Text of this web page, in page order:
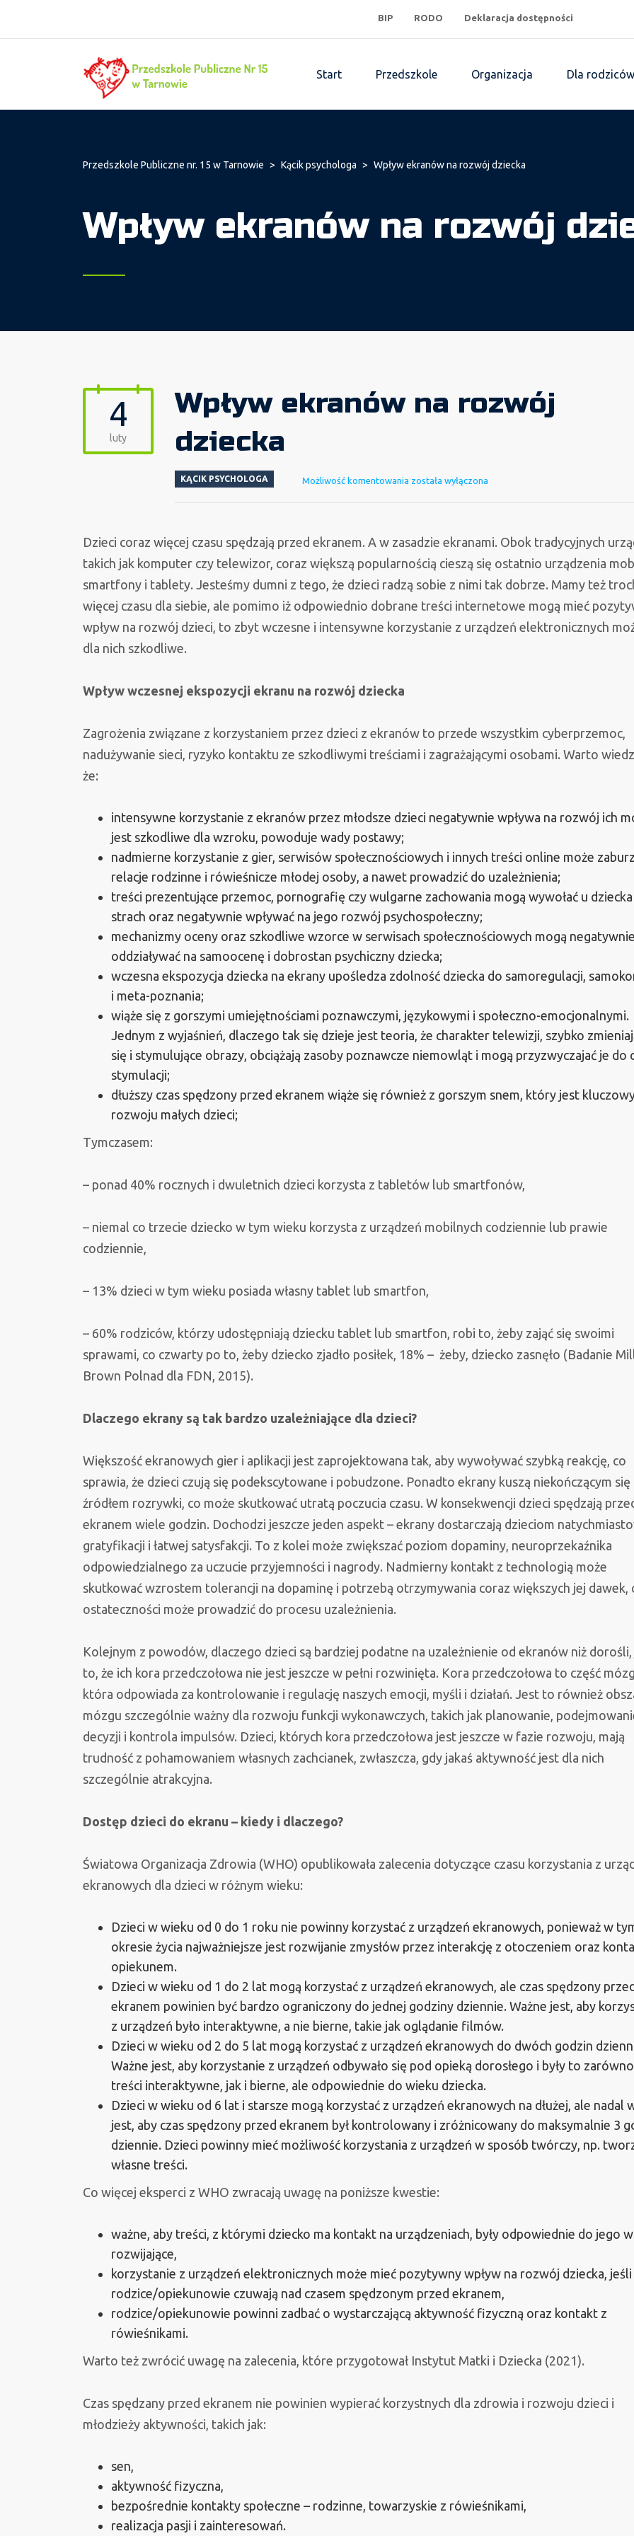
BIP RODO Deklaracja dostępności
Start Przedszkole Organizacja Dla rodziców
Przedszkole Publiczne nr. 15 w Tarnowie > Kącik psychologa > Wpływ ekranów na rozwój dziecka
Wpływ ekranów na rozwój
4
luty
Wpływ ekranów na rozwój
dziecka
KĄCIK PSYCHOLOGA Możliwość komentowania Wpływ
rozwój
dziecka
została wyłączona
Dzieci coraz więcej czasu spędzają przed ekranem. A w zasadzie ekranami. Obok tradycyjnych
takich jak komputer czy telewizor, coraz większą popularnością cieszą się ostatnio urządzenia
smartfony i tablety. Jesteśmy dumni z tego, że dzieci radzą sobie z nimi tak dobrze. Mamy też
więcej czasu dla siebie, ale pomimo iż odpowiednio dobrane treści internetowe mogą mieć
wpływ na rozwój dzieci, to zbyt wczesne i intensywne korzystanie z urządzeń elektronicznych
dla nich szkodliwe.
Wpływ wczesnej ekspozycji ekranu na rozwój dziecka
Zagrożenia związane z korzystaniem przez dzieci z ekranów to przede wszystkim cyberprzemoc,
nadużywanie sieci, ryzyko kontaktu ze szkodliwymi treściami i zagrażającymi osobami. Warto
że:
intensywne korzystanie z ekranów przez młodsze dzieci negatywnie wpływa na rozwój ich
jest szkodliwe dla wzroku, powoduje wady postawy;
nadmierne korzystanie z gier, serwisów społecznościowych i innych treści online może
relacje rodzinne i rówieśnicze młodej osoby, a nawet prowadzić do uzależnienia;
treści prezentujące przemoc, pornografię czy wulgarne zachowania mogą wywołać u dziecka
strach oraz negatywnie wpływać na jego rozwój psychospołeczny;
mechanizmy oceny oraz szkodliwe wzorce w serwisach społecznościowych mogą negatywnie
oddziaływać na samoocenę i dobrostan psychiczny dziecka;
wczesna ekspozycja dziecka na ekrany upośledza zdolność dziecka do samoregulacji,
i meta-poznania;
wiąże się z gorszymi umiejętnościami poznawczymi, językowymi i społeczno-emocjonalnymi.
Jednym z wyjaśnień, dlaczego tak się dzieje jest teoria, że charakter telewizji, szybko
się i stymulujące obrazy, obciążają zasoby poznawcze niemowląt i mogą przyzwyczajać je do
stymulacji;
dłuższy czas spędzony przed ekranem wiąże się również z gorszym snem, który jest
rozwoju małych dzieci;
Tymczasem:
– ponad 40% rocznych i dwuletnich dzieci korzysta z tabletów lub smartfonów,
– niemal co trzecie dziecko w tym wieku korzysta z urządzeń mobilnych codziennie lub prawie
codziennie,
– 13% dzieci w tym wieku posiada własny tablet lub smartfon,
– 60% rodziców, którzy udostępniają dziecku tablet lub smartfon, robi to, żeby zająć się swoimi
sprawami, co czwarty po to, żeby dziecko zjadło posiłek, 18% – żeby, dziecko zasnęło (Badanie
Brown Polnad dla FDN, 2015).
Dlaczego ekrany są tak bardzo uzależniające dla dzieci?
Większość ekranowych gier i aplikacji jest zaprojektowana tak, aby wywoływać szybką reakcję, co
sprawia, że dzieci czują się podekscytowane i pobudzone. Ponadto ekrany kuszą niekończącym się
źródłem rozrywki, co może skutkować utratą poczucia czasu. W konsekwencji dzieci spędzają
ekranem wiele godzin. Dochodzi jeszcze jeden aspekt – ekrany dostarczają dzieciom
gratyfikacji i łatwej satysfakcji. To z kolei może zwiększać poziom dopaminy, neuroprzekaźnika
odpowiedzialnego za uczucie przyjemności i nagrody. Nadmierny kontakt z technologią może
skutkować wzrostem tolerancji na dopaminę i potrzebą otrzymywania coraz większych jej dawek,
ostateczności może prowadzić do procesu uzależnienia.
Kolejnym z powodów, dlaczego dzieci są bardziej podatne na uzależnienie od ekranów niż
to, że ich kora przedczołowa nie jest jeszcze w pełni rozwinięta. Kora przedczołowa to część
która odpowiada za kontrolowanie i regulację naszych emocji, myśli i działań. Jest to również
mózgu szczególnie ważny dla rozwoju funkcji wykonawczych, takich jak planowanie,
decyzji i kontrola impulsów. Dzieci, których kora przedczołowa jest jeszcze w fazie rozwoju, mają
trudność z pohamowaniem własnych zachcianek, zwłaszcza, gdy jakaś aktywność jest dla nich
szczególnie atrakcyjna.
Dostęp dzieci do ekranu – kiedy i dlaczego?
Światowa Organizacja Zdrowia (WHO) opublikowała zalecenia dotyczące czasu korzystania z
ekranowych dla dzieci w różnym wieku:
Dzieci w wieku od 0 do 1 roku nie powinny korzystać z urządzeń ekranowych, ponieważ w
okresie życia najważniejsze jest rozwijanie zmysłów przez interakcję z otoczeniem oraz
opiekunem.
Dzieci w wieku od 1 do 2 lat mogą korzystać z urządzeń ekranowych, ale czas spędzony przed
ekranem powinien być bardzo ograniczony do jednej godziny dziennie. Ważne jest, aby
z urządzeń było interaktywne, a nie bierne, takie jak oglądanie filmów.
Dzieci w wieku od 2 do 5 lat mogą korzystać z urządzeń ekranowych do dwóch godzin
Ważne jest, aby korzystanie z urządzeń odbywało się pod opieką dorosłego i były to zarówno
treści interaktywne, jak i bierne, ale odpowiednie do wieku dziecka.
Dzieci w wieku od 6 lat i starsze mogą korzystać z urządzeń ekranowych na dłużej, ale nadal
jest, aby czas spędzony przed ekranem był kontrolowany i zróżnicowany do maksymalnie 3
dziennie. Dzieci powinny mieć możliwość korzystania z urządzeń w sposób twórczy, np.
własne treści.
Co więcej eksperci z WHO zwracają uwagę na poniższe kwestie:
ważne, aby treści, z którymi dziecko ma kontakt na urządzeniach, były odpowiednie do jego
rozwijające,
korzystanie z urządzeń elektronicznych może mieć pozytywny wpływ na rozwój dziecka, jeśli
rodzice/opiekunowie czuwają nad czasem spędzonym przed ekranem,
rodzice/opiekunowie powinni zadbać o wystarczającą aktywność fizyczną oraz kontakt z
rówieśnikami.
Warto też zwrócić uwagę na zalecenia, które przygotował Instytut Matki i Dziecka (2021).
Czas spędzany przed ekranem nie powinien wypierać korzystnych dla zdrowia i rozwoju dzieci i
młodzieży aktywności, takich jak:
sen,
aktywność fizyczna,
bezpośrednie kontakty społeczne – rodzinne, towarzyskie z rówieśnikami,
realizacja pasji i zainteresowań.